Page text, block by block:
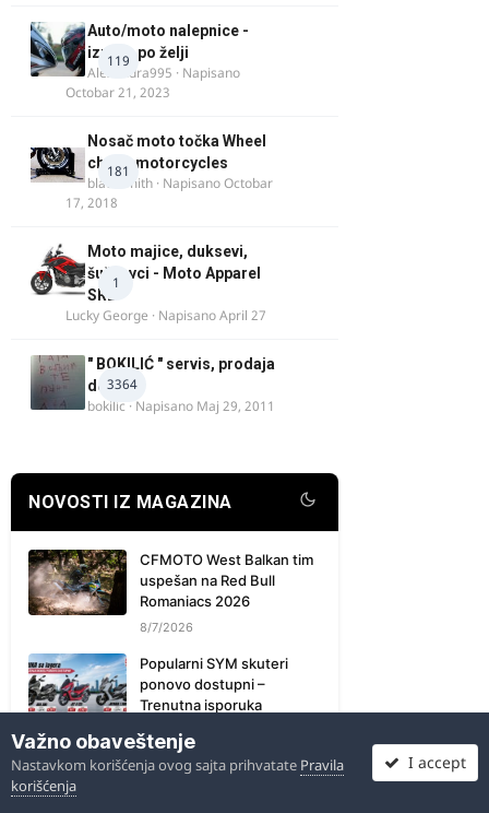
119
Auto/moto nalepnice -
izrada po želji
Alexandra995 · Napisano
Octobar 21, 2023
181
Nosač moto točka Wheel
chock motorcycles
blacksmith · NapisanoOctobar
17, 2018
1
Moto majice, duksevi,
šuškavci - Moto Apparel
SRB
Lucky George · NapisanoApril 27
3364
" BOKILIĆ " servis, prodaja
delova
bokilic · Napisano Maj 29, 2011
NOVOSTI IZ MAGAZINA
CFMOTO West Balkan tim
uspešan na Red Bull
Romaniacs 2026
8/7/2026
Popularni SYM skuteri
ponovo dostupni –
Trenutna isporuka
8/7/2026
Tvigijeve priče: kako je
Važno obaveštenje
Nastavkom korišćenja ovog sajta prihvatate Pravila
korišćenja
I accept